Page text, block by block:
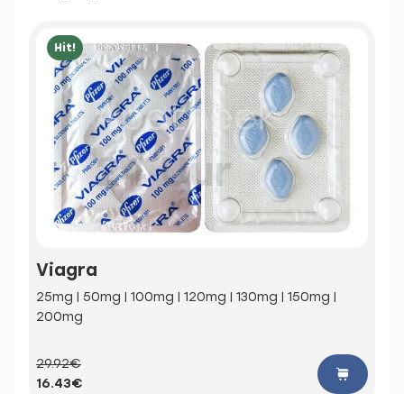
Hit!
Viagra
25mg | 50mg | 100mg | 120mg | 130mg | 150mg |
200mg
29.92€
16.43€